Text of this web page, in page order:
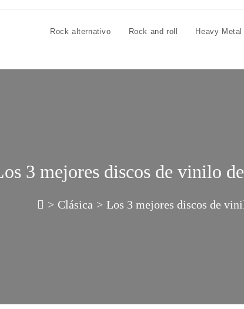
Rock alternativo Rock and roll Heavy Metal
3 mejores discos de vinilo
> Clásica > Los 3 mejores discos de